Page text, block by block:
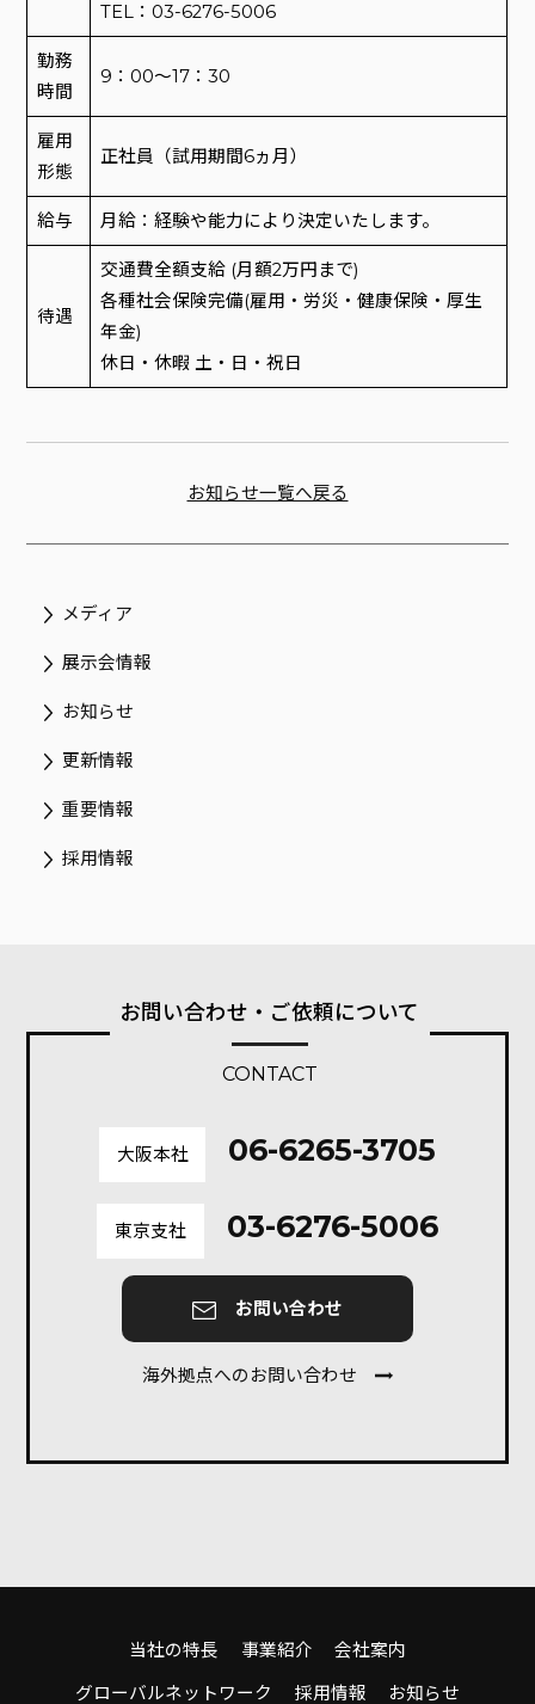
TEL：03-6276-5006
勤務
時間
9：00～17：30
雇用
形態
正社員（試用期間6ヵ月）
給与 月給：経験や能力により決定いたします。
待遇
交通費全額支給 (月額2万円まで)
各種社会保険完備(雇用・労災・健康保険・厚生
年金)
休日・休暇 土・日・祝日
お知らせ一覧へ戻る
メディア
展示会情報
お知らせ
更新情報
重要情報
採用情報
お問い合わせ・ご依頼について
CONTACT
大阪本社 06-6265-3705
東京支社 03-6276-5006
お問い合わせ
海外拠点へのお問い合わせ
当社の特長 事業紹介
会社案内
グローバルネットワーク
採用情報 お知らせ